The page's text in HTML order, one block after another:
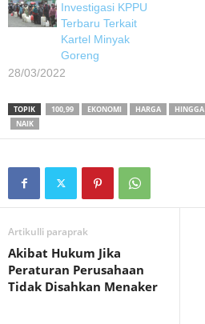
Investigasi KPPU
Terbaru Terkait
Kartel Minyak
Goreng
28/03/2022
TOPIK 100,99 EKONOMI HARGA HINGGA
NAIK
Artikulli paraprak
Akibat Hukum Jika
Peraturan Perusahaan
Tidak Disahkan Menaker